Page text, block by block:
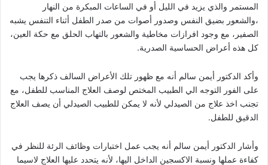
المستمر والذي يزيد في الليل أو في الساعات المبكرة من النهار
،والشعور بضيق النفس وصدور أصوات من صدر الطفل أثناء التنفس يشبه
الصفير، مع وجود افرازات مخاطية والشعور بالتهاب الحلق مع حكة العين،
كل هذه أعراض الحساسية الصدرية.
وأكد الدكتور أيمن سالم أنه مع ظهور تلك الأعراض السالف ذكرها يجب
على الفور التوجه الي الطبيب المختص لوصف العلاج المناسب للطفل، مع
تجنب اخذ علاج من الصيدلي لأنه لا يمكن للطبيب الصيدلي أن يصف العلاج
الدقيق للطفل.
وأشار الدكتور أيمن سالم أنه يجب عمل اختبارات وظائف الرئة للنظر في
كفاءة عملها ونسبة الاكسجين الداخل اليها، لأنه يتحدد عليها العلاج لاسيما